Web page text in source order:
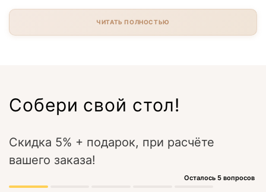
ЧИТАТЬ ПОЛНОСТЬЮ
Собери свой стол!
Скидка 5% + подарок, при расчёте
вашего заказа!
Осталось 5 вопросов